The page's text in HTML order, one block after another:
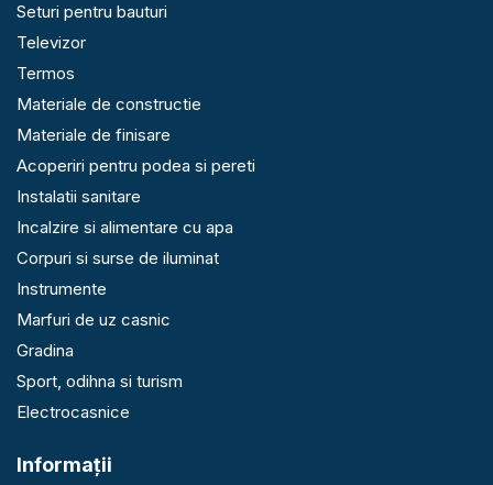
Seturi pentru bauturi
Televizor
Termos
Materiale de constructie
Materiale de finisare
Acoperiri pentru podea si pereti
Instalatii sanitare
Incalzire si alimentare cu apa
Corpuri si surse de iluminat
Instrumente
Marfuri de uz casnic
Gradina
Sport, odihna si turism
Electrocasnice
Informaţii